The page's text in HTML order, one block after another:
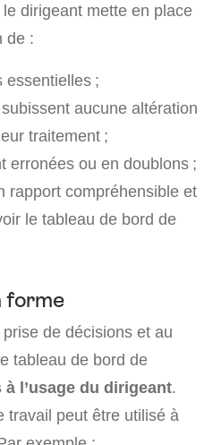
dirigeant mette en place
de :
essentielles ;
subissent aucune altération
traitement ;
erronées ou en doublons ;
rapport compréhensible et
le tableau de bord de
forme
de décisions et au
tableau de bord de
l’usage du dirigeant.
travail peut être utilisé à